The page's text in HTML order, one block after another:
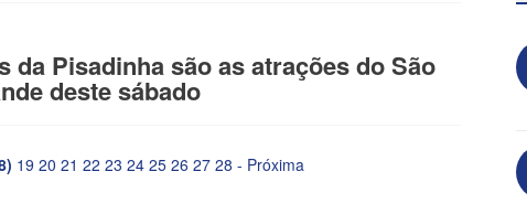
da Pisadinha são as atrações do São
deste sábado
19 20 21 22 23 24 25 26 27 28 - Próxima